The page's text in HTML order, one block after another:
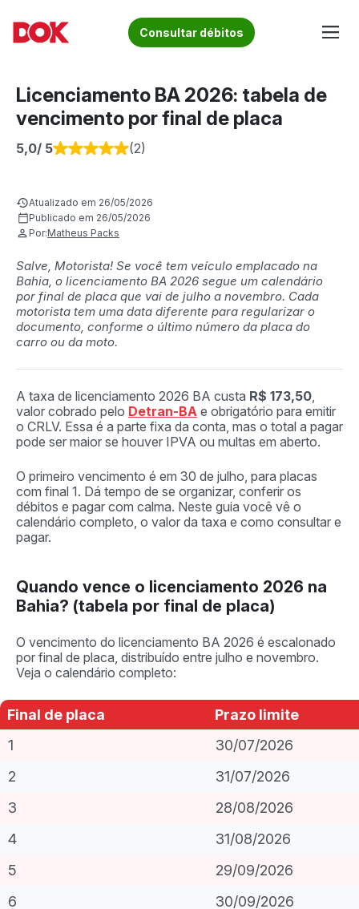
content
Acesse o Blog e conheça todos os nossos artigos | DOK
Fique por dentro de artigos sobre o trânsito brasileiro!
Conheça informações sobre licenciamento, ipva, multas e
Consultar débitos
Licenciamento BA 2026: tabela de
vencimento por final de placa
5,0/ 5 (2)
Atualizado em 26/05/2026
Publicado em 26/05/2026
Por:Matheus Packs
Salve, Motorista! Se você tem veículo emplacado na
Bahia, o licenciamento BA 2026 segue um calendário
por final de placa que vai de julho a novembro. Cada
motorista tem uma data diferente para regularizar o
documento, conforme o último número da placa do
carro ou da moto.
A taxa de licenciamento 2026 BA custa R$ 173,50,
valor cobrado pelo Detran-BA e obrigatório para emitir
o CRLV. Essa é a parte fixa da conta, mas o total a pagar
pode ser maior se houver IPVA ou multas em aberto.
O primeiro vencimento é em 30 de julho, para placas
com final 1. Dá tempo de se organizar, conferir os
débitos e pagar com calma. Neste guia você vê o
calendário completo, o valor da taxa e como consultar e
pagar.
Quando vence o licenciamento 2026 na
Bahia? (tabela por final de placa)
O vencimento do licenciamento BA 2026 é escalonado
por final de placa, distribuído entre julho e novembro.
Veja o calendário completo:
Final de placa
Prazo limite
1
30/07/2026
2
31/07/2026
3
28/08/2026
4
31/08/2026
5
29/09/2026
6
30/09/2026